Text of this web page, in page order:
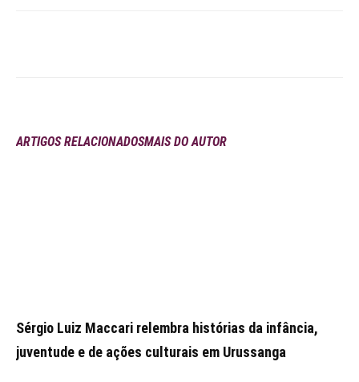
ARTIGOS RELACIONADOSMAIS DO AUTOR
Sérgio Luiz Maccari relembra histórias da infância,
juventude e de ações culturais em Urussanga